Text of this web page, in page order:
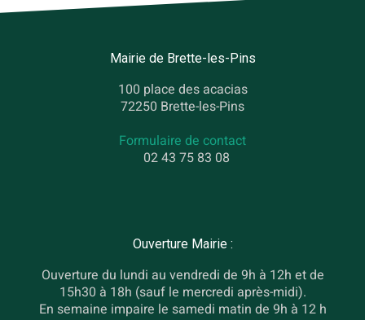
Mairie de Brette-les-Pins
100 place des acacias
72250 Brette-les-Pins
Formulaire de contact
02 43 75 83 08
Ouverture Mairie :
Ouverture du lundi au vendredi de 9h à 12h et de
15h30 à 18h (sauf le mercredi après-midi).
En semaine impaire le samedi matin de 9h à 12 h